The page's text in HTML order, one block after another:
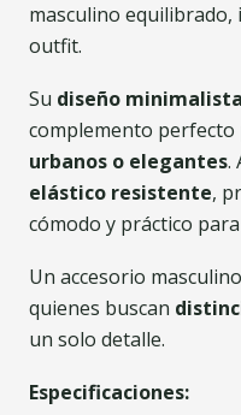
masculino
outfit.
Su diseño
complemento perfecto
urbanos o elegantes.
elástico resistente,
cómodo y práctico
Un accesorio
quienes buscan
un solo detalle.
Especificaciones: